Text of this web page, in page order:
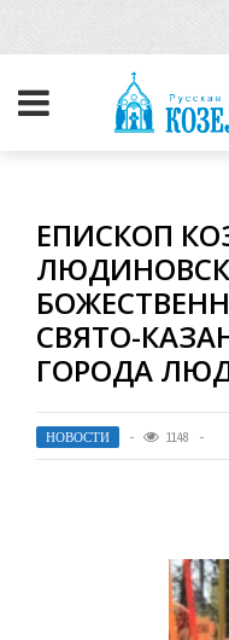
ЕПИСКОП
СВЯТО-
ГОРОДА
НОВОСТИ 1148